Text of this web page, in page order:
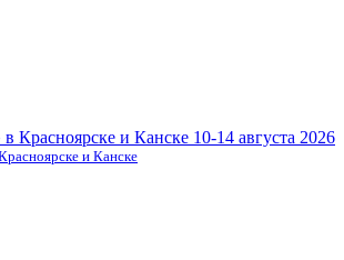
10-14 августа 2026
и Канске